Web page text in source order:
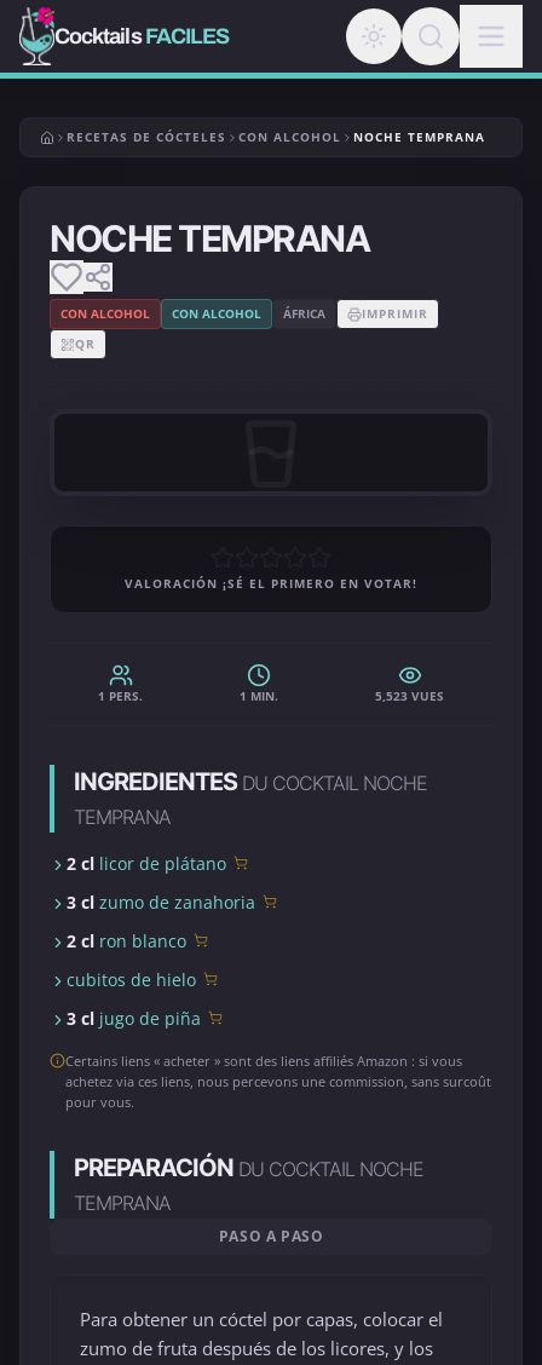
CocktailsFACILES
RECETAS DE CÓCTELES CON ALCOHOL NOCHE TEMPRANA
NOCHE TEMPRANA
CON ALCOHOL CON ALCOHOL ÁFRICA
IMPRIMIR
QR
VALORACIÓN ¡SÉ EL PRIMERO EN VOTAR!
1 PERS. 1 MIN. 5,523 VUES
INGREDIENTES DU COCKTAIL NOCHE
TEMPRANA
2 cl licor de plátano
3 cl zumo de zanahoria
2 cl ron blanco
cubitos de hielo
3 cl jugo de piña
Certains liens « acheter » sont des liens affiliés Amazon : si vous
achetez via ces liens, nous percevons une commission, sans surcoût
pour vous.
PREPARACIÓN DU COCKTAIL NOCHE
TEMPRANA
PASO A PASO
Para obtener un cóctel por capas, colocar el
zumo de fruta después de los licores, y los